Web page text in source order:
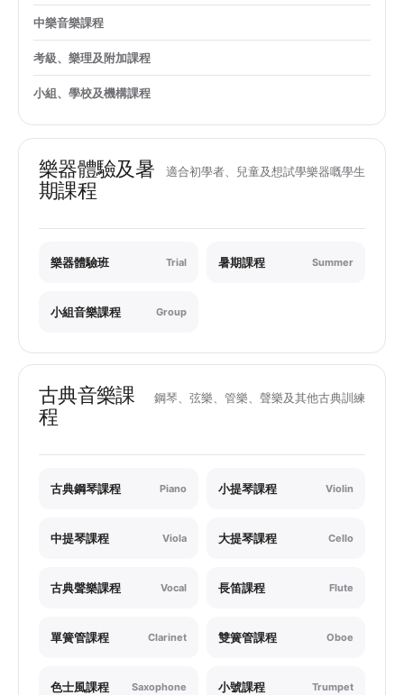
中樂音樂課程
考級、樂理及附加課程
小組、學校及機構課程
樂器體驗及暑
期課程
適合初學者、兒童及想試學樂器嘅學生
樂器體驗班 Trial 暑期課程 Summer
小組音樂課程 Group
古典音樂課
程
鋼琴、弦樂、管樂、聲樂及其他古典訓練
古典鋼琴課程 Piano 小提琴課程 Violin
中提琴課程 Viola 大提琴課程 Cello
古典聲樂課程 Vocal 長笛課程 Flute
單簧管課程 Clarinet 雙簧管課程 Oboe
色士風課程 Saxophone 小號課程 Trumpet